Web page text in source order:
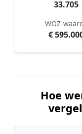
33.705
WOZ-
€
Hoe